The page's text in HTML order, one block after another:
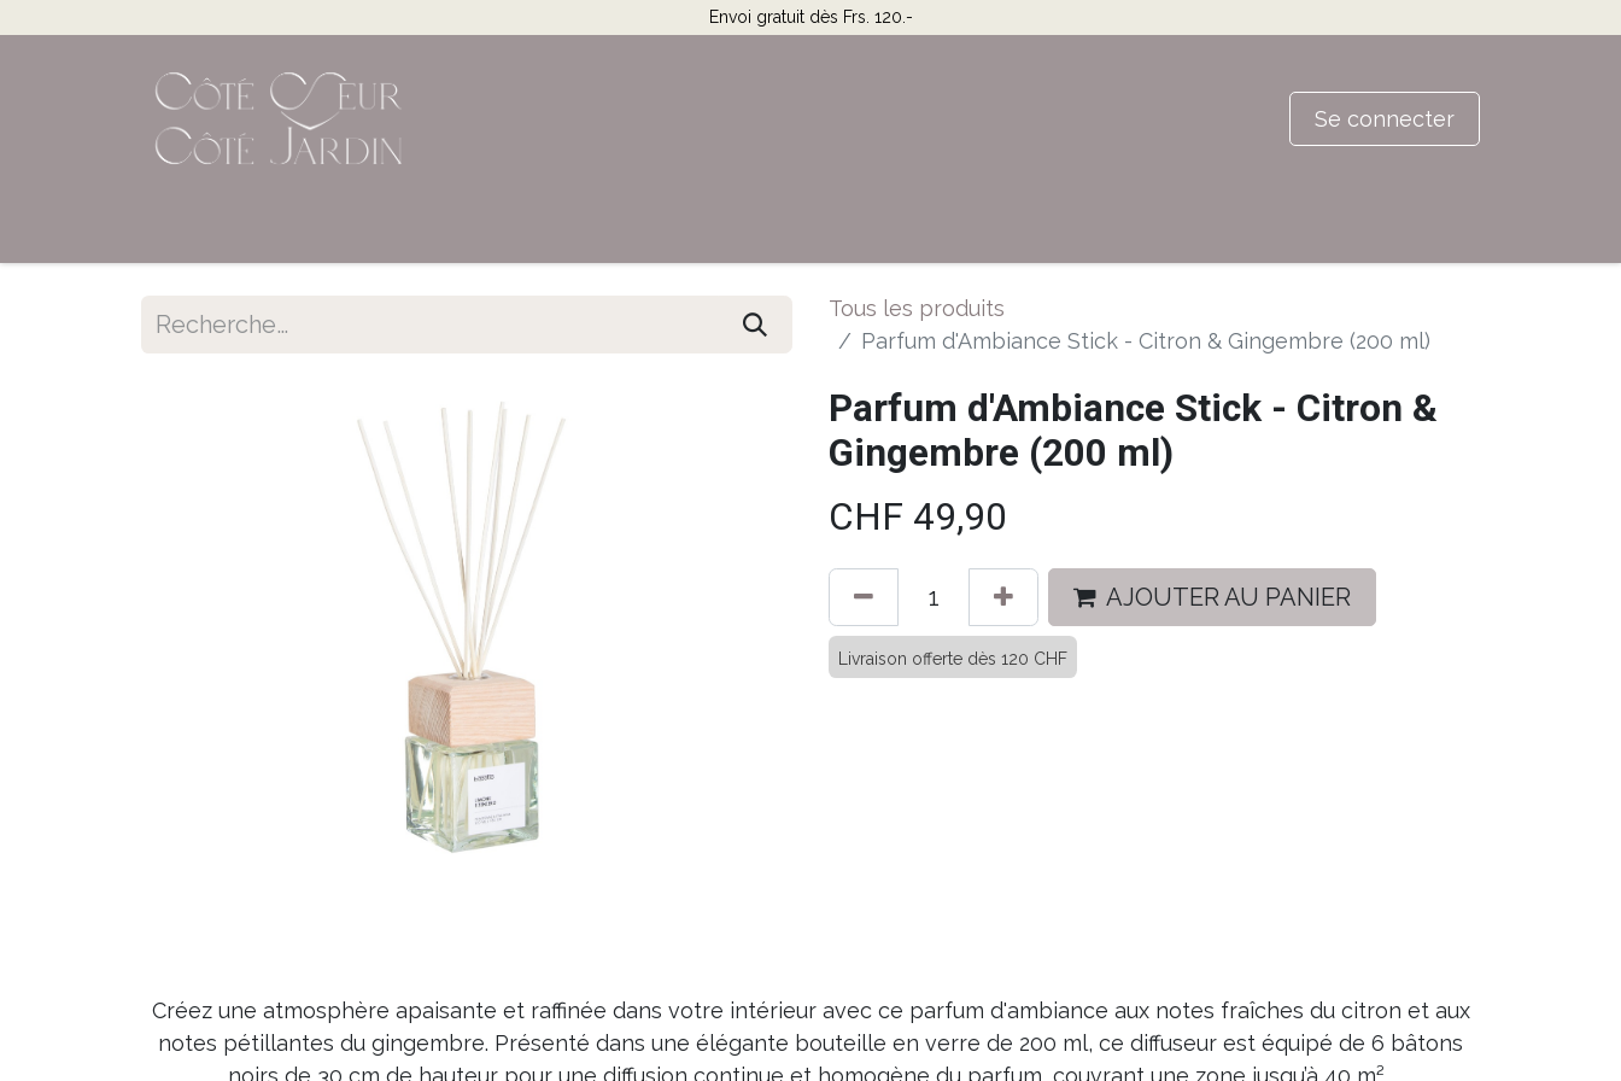
Envoi gratuit dès Frs. 120.-
Se connecter
Tous les produits
Parfum d'Ambiance Stick - Citron & Gingembre (200 ml)
Parfum d'Ambiance Stick - Citron &
Gingembre (200 ml)
CHF 49,90
AJOUTER AU PANIER
Livraison offerte dès 120 CHF
Créez une atmosphère apaisante et raffinée dans votre intérieur avec ce parfum d'ambiance aux notes fraîches du citron et aux
notes pétillantes du gingembre. Présenté dans une élégante bouteille en verre de 200 ml, ce diffuseur est équipé de 6 bâtons
noirs de 30 cm de hauteur pour une diffusion continue et homogène du parfum, couvrant une zone jusqu’à 40 m².